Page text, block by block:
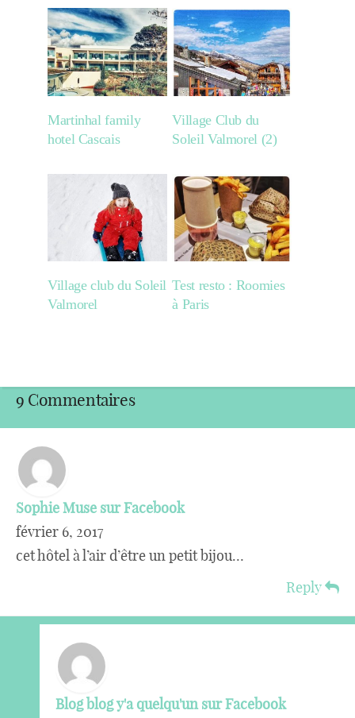
Martinhal family
hotel Cascais
Village Club du
Soleil Valmorel (2)
Village club du Soleil
Valmorel
Test resto : Roomies
à Paris
9 Commentaires
Sophie Muse sur Facebook
février 6, 2017
cet hôtel à l’air d’être un petit bijou…
Reply
Blog blog y'a quelqu'un sur Facebook